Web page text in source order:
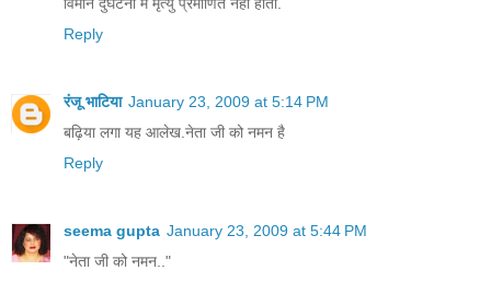
Reply
रंजू भाटिया January 23, 2009 at 5:14 PM
बढ़िया लगा यह आलेख.नेता जी को नमन है
Reply
seema gupta January 23, 2009 at 5:44 PM
"नेता जी को नमन.."